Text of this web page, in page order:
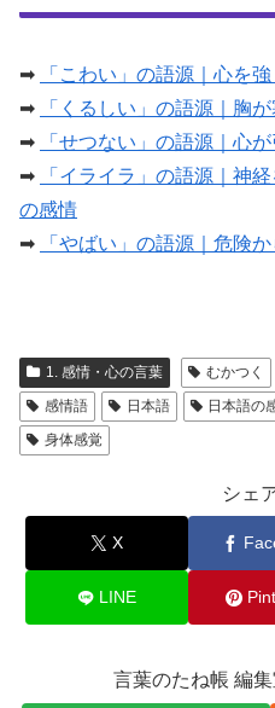
➡
「こわい」の語源｜心を
➡
「くるしい」の語源｜胸
➡
「せつない」の語源｜心
➡
「イライラ」の語源｜神
の感情
➡
「やばい」の語源｜危険
1. 感情・心の言葉 むかつく
感情語
日本語 日本語の
身体感覚
シェ
X
LINE
言葉のたね帳 編